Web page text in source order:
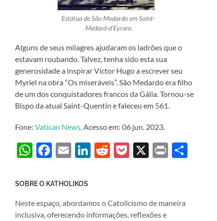
Estátua de São Medardo em Saint-
Médard-d’Eyrans
Alguns de seus milagres ajudaram os ladrões que o
estavam roubando. Talvez, tenha sido esta sua
generosidade a inspirar Víctor Hugo a escrever seu
Myriel na obra “Os miseráveis”. São Medardo era filho
de um dos conquistadores francos da Gália. Tornou-se
Bispo da atual Saint-Quentin e faleceu em 561.
Fone:Vatican News. Acesso em: 06 jun. 2023.
WhatsApp
Facebook
EmailLinkedIn
Reddit
Pocket
X Print
SOBRE O KATHOLIKOS
Neste espaço, abordamos o Catolicismo de maneira
inclusiva, oferecendo informações, reflexões e